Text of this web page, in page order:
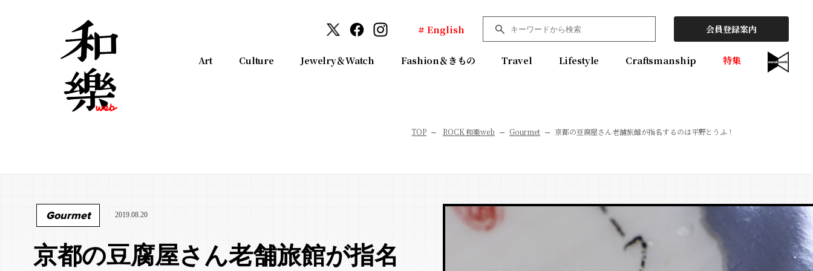
# English 会員登録案内
Art Culture Jewelry＆Watch Fashion＆きもの Travel Lifestyle Craftsmanship 特集
TOP ROCK 和樂web Gourmet 京都の豆腐屋さん老舗旅館が指名するのは平野とうふ！
Gourmet 2019.08.20
京都の豆腐屋さん老舗旅館が指名